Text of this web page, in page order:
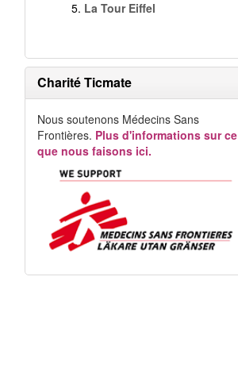
5. La Tour Eiffel
Charité Ticmate
Nous soutenons Médecins Sans
Frontières. Plus d'informations sur ce
que nous faisons ici.